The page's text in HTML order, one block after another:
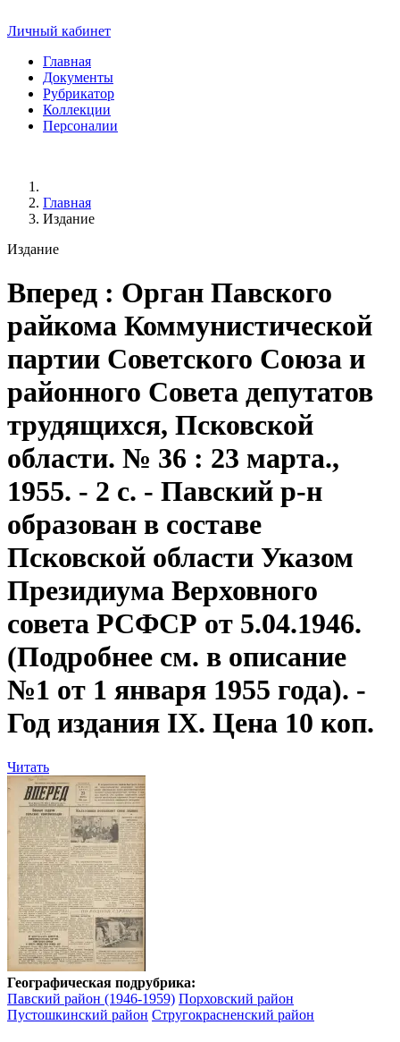
Личный кабинет
Главная
Документы
Рубрикатор
Коллекции
Персоналии
Главная
Издание
Издание
Вперед : Орган Павского
райкома Коммунистической
партии Советского Союза и
районного Совета депутатов
трудящихся, Псковской
области. № 36 : 23 марта.,
1955. - 2 с. - Павский р-н
образован в составе
Псковской области Указом
Президиума Верховного
совета РСФСР от 5.04.1946.
(Подробнее см. в описание
№1 от 1 января 1955 года). -
Год издания IX. Цена 10 коп.
Читать
Географическая подрубрика:
Павский район (1946-1959) Порховский район
Пустошкинский район Стругокрасненский район